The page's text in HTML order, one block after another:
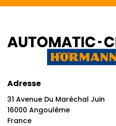
Adresse
31 Avenue Du Maréchal Juin
16000 Angoulême
France